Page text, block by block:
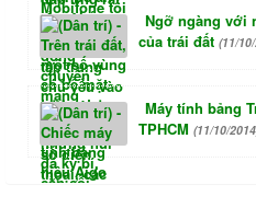
Ngỡ ngàng với
của trái đất (11/
Máy tính bảng
TPHCM (11/10/